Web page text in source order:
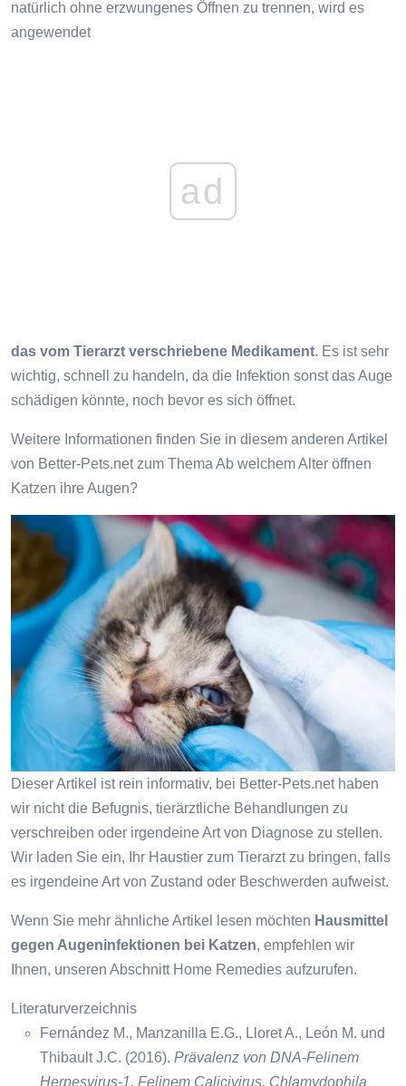
natürlich ohne erzwungenes Öffnen zu trennen, wird es
angewendet
ad
das vom Tierarzt verschriebene Medikament. Es ist sehr
wichtig, schnell zu handeln, da die Infektion sonst das Auge
schädigen könnte, noch bevor es sich öffnet.
Weitere Informationen finden Sie in diesem anderen Artikel
von Better-Pets.net zum Thema Ab welchem ​​Alter öffnen
Katzen ihre Augen?
Dieser Artikel ist rein informativ, bei Better-Pets.net haben
wir nicht die Befugnis, tierärztliche Behandlungen zu
verschreiben oder irgendeine Art von Diagnose zu stellen.
Wir laden Sie ein, Ihr Haustier zum Tierarzt zu bringen, falls
es irgendeine Art von Zustand oder Beschwerden aufweist.
Wenn Sie mehr ähnliche Artikel lesen möchten Hausmittel
gegen Augeninfektionen bei Katzen, empfehlen wir
Ihnen, unseren Abschnitt Home Remedies aufzurufen.
Literaturverzeichnis
Fernández M., Manzanilla E.G., Lloret A., León M. und
Thibault J.C. (2016). Prävalenz von DNA-Felinem
Herpesvirus-1, Felinem Calicivirus, Chlamydophila